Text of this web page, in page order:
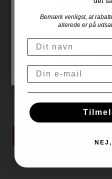
For at handle hos
Er du
2017 Barolo
Gianni Gagliardo - Piemonte
4.599,00 DKK
Bemærk venligst, at
allerede er på
Navn
Email